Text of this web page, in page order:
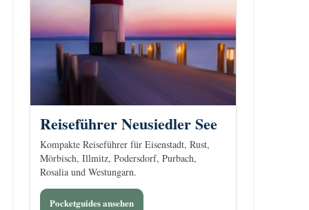
Reiseführer Neusiedler See
Kompakte Reiseführer für Eisenstadt, Rust,
Mörbisch, Illmitz, Podersdorf, Purbach,
Rosalia und Westungarn.
Pocketguides ansehen